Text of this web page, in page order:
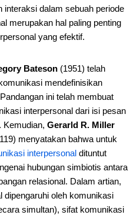
interaksi dalam sebuah periode
merupakan hal paling penting
yang efektif.
Bateson (1951) telah
mendefinisikan
ini telah membuat
interpersonal dari isi pesan
Kemudian, Gerarld R. Miller
menyatakan bahwa untuk
interpersonal dituntut
hubungan simbiotis antara
relasional. Dalam artian,
dipengaruhi oleh komunikasi
simultan), sifat komunikasi